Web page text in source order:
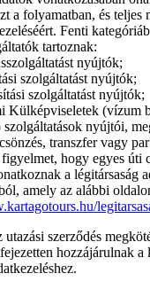
a folyamatban, és teljes
Fenti
tartoznak:
nyújtók;
szolgáltatást nyújtók;
szolgáltatást nyújtók;
Külképviseletek (vízum
szolgáltatások nyújtói,
transzfer vagy
hogy egyes úti
a légitársaság
amely az alábbi
szerződés
hozzájárulnak a